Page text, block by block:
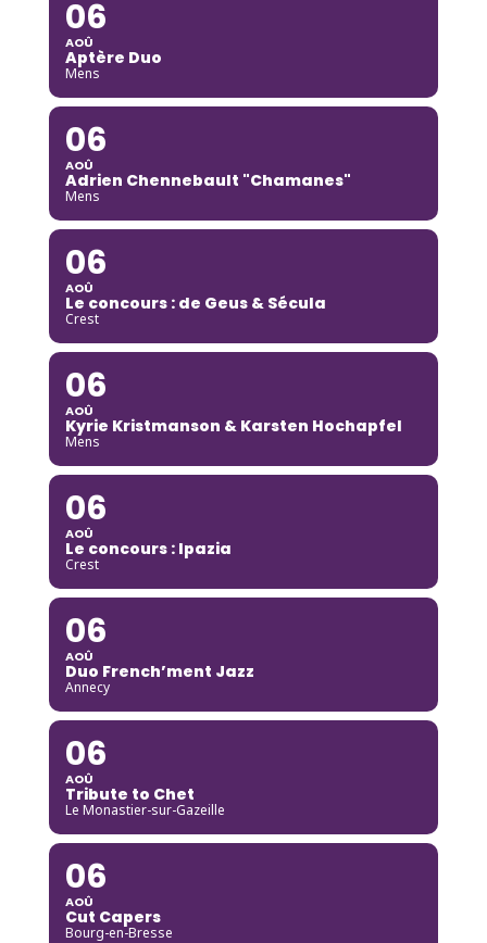
06
AOÛ
Aptère Duo
Mens
06
AOÛ
Adrien Chennebault "Chamanes"
Mens
06
AOÛ
Le concours : de Geus & Sécula
Crest
06
AOÛ
Kyrie Kristmanson & Karsten Hochapfel
Mens
06
AOÛ
Le concours : Ipazia
Crest
06
AOÛ
Duo French’ment Jazz
Annecy
06
AOÛ
Tribute to Chet
Le Monastier-sur-Gazeille
06
AOÛ
Cut Capers
Bourg-en-Bresse